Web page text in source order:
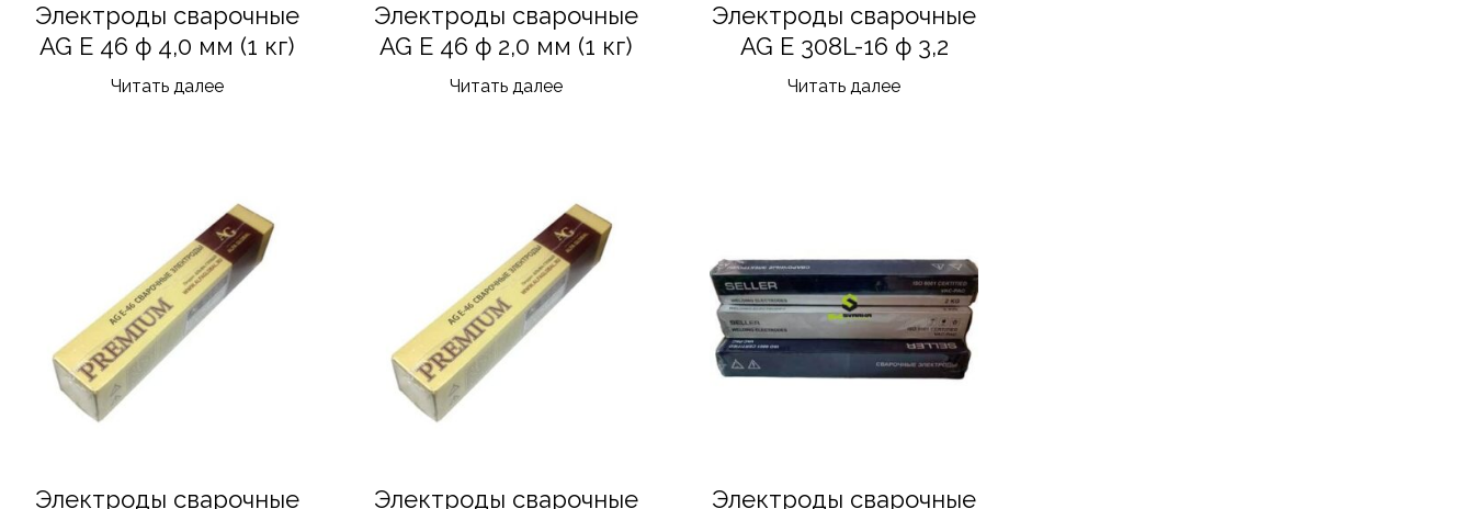
Электроды сварочные
AG E 46 ф 4,0 мм (1 кг)
Читать далее
Электроды сварочные
AG E 46 ф 2,0 мм (1 кг)
Читать далее
Электроды сварочные
AG E 308L-16 ф 3,2
Читать далее
Электроды сварочные Электроды сварочные Электроды сварочные